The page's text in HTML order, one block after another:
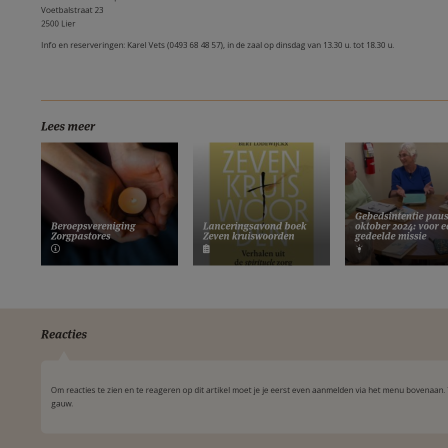
Voetbalstraat 23
2500 Lier
Info en reserveringen: Karel Vets (0493 68 48 57), in de zaal op dinsdag van 13.30 u. tot 18.30 u.
Lees meer
Beroepsvereniging
Zorgpastores
Lanceringsavond boek
Zeven kruiswoorden
Gebedsintentie paus
oktober 2024: voor
gedeelde missie
Reacties
Om reacties te zien en te reageren op dit artikel moet je je eerst even aanmelden via het menu
gauw.